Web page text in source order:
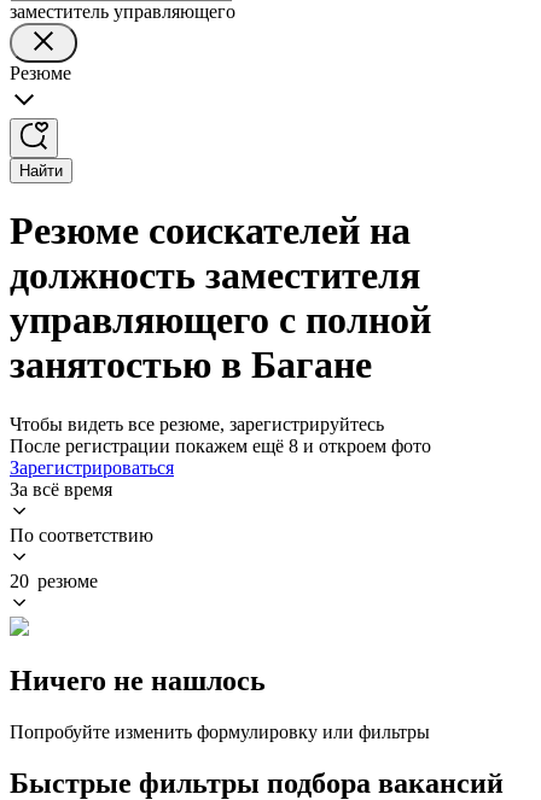
заместитель управляющего
Резюме
Найти
Резюме соискателей на
должность заместителя
управляющего с полной
занятостью в Багане
Чтобы видеть все резюме, зарегистрируйтесь
После регистрации покажем ещё 8 и откроем фото
Зарегистрироваться
За всё время
По соответствию
20 резюме
Ничего не нашлось
Попробуйте изменить формулировку или фильтры
Быстрые фильтры подбора вакансий